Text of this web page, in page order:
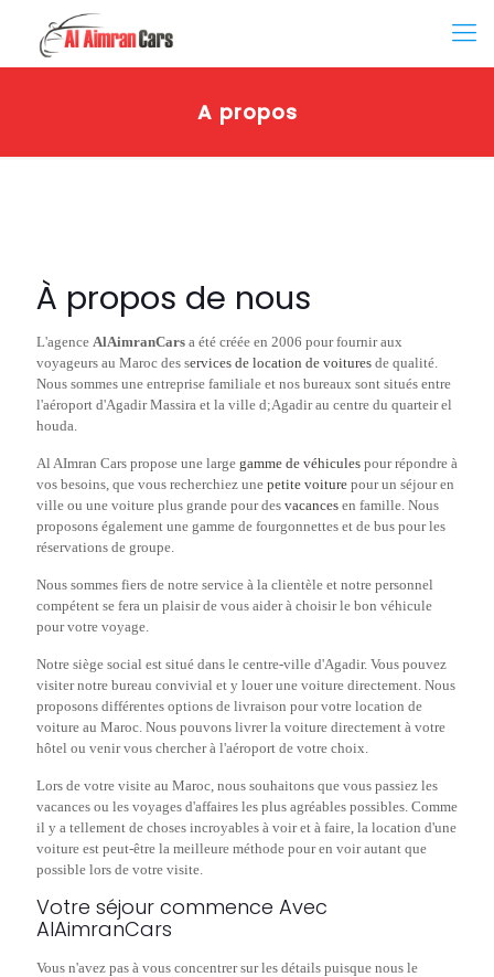
A propos
À propos de nous
L'agence AlAimranCars a été créée en 2006 pour fournir aux
voyageurs au Maroc des services de location de voitures de qualité.
Nous sommes une entreprise familiale et nos bureaux sont situés entre
l'aéroport d'Agadir Massira et la ville d;Agadir au centre du quarteir el
houda.
Al AImran Cars propose une large gamme de véhicules pour répondre à
vos besoins, que vous recherchiez une petite voiture pour un séjour en
ville ou une voiture plus grande pour des vacances en famille. Nous
proposons également une gamme de fourgonnettes et de bus pour les
réservations de groupe.
Nous sommes fiers de notre service à la clientèle et notre personnel
compétent se fera un plaisir de vous aider à choisir le bon véhicule
pour votre voyage.
Notre siège social est situé dans le centre-ville d'Agadir. Vous pouvez
visiter notre bureau convivial et y louer une voiture directement. Nous
proposons différentes options de livraison pour votre location de
voiture au Maroc. Nous pouvons livrer la voiture directement à votre
hôtel ou venir vous chercher à l'aéroport de votre choix.
Lors de votre visite au Maroc, nous souhaitons que vous passiez les
vacances ou les voyages d'affaires les plus agréables possibles. Comme
il y a tellement de choses incroyables à voir et à faire, la location d'une
voiture est peut-être la meilleure méthode pour en voir autant que
possible lors de votre visite.
Votre séjour commence Avec
AlAimranCars
Vous n'avez pas à vous concentrer sur les détails puisque nous le